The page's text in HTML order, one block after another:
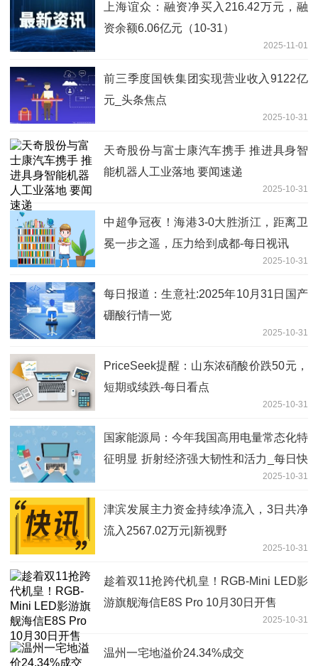
上海谊众：融资净买入216.42万元，融
资余额6.06亿元（10-31）
2025-11-01
前三季度国铁集团实现营业收入9122亿
元_头条焦点
2025-10-31
天奇股份与富士康汽车携手 推进具身智
能机器人工业落地 要闻速递
2025-10-31
中超争冠夜！海港3-0大胜浙江，距离卫
冕一步之遥，压力给到成都-每日视讯
2025-10-31
每日报道：生意社:2025年10月31日国产
硼酸行情一览
2025-10-31
PriceSeek提醒：山东浓硝酸价跌50元，
短期或续跌-每日看点
2025-10-31
国家能源局：今年我国高用电量常态化特
征明显 折射经济强大韧性和活力_每日快
2025-10-31
津滨发展主力资金持续净流入，3日共净
流入2567.02万元|新视野
2025-10-31
趁着双11抢跨代机皇！RGB-Mini LED影
游旗舰海信E8S Pro 10月30日开售
2025-10-31
温州一宅地溢价24.34%成交